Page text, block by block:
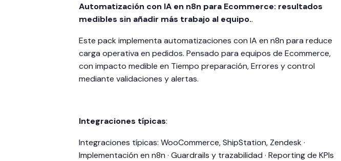
Automatización con IA en n8n para Ecommerce: resultados
medibles sin añadir más trabajo al equipo..
Este pack implementa automatizaciones con IA en n8n para reduce
carga operativa en pedidos. Pensado para equipos de Ecommerce,
con impacto medible en Tiempo preparación, Errores y control
mediante validaciones y alertas.
Integraciones típicas:
Integraciones típicas: WooCommerce, ShipStation, Zendesk ·
Implementación en n8n · Guardrails y trazabilidad · Reporting de KPIs